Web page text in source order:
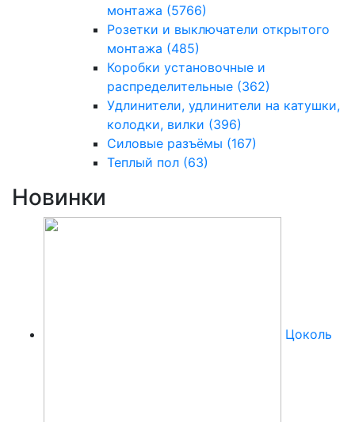
монтажа (5766)
Розетки и выключатели открытого
монтажа (485)
Коробки установочные и
распределительные (362)
Удлинители, удлинители на катушки,
колодки, вилки (396)
Силовые разъёмы (167)
Теплый пол (63)
Новинки
Цоколь